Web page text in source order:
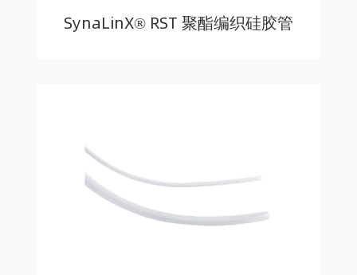
SynaLinX® RST 聚酯编织硅胶管